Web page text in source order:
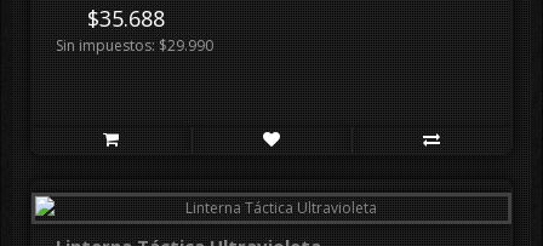
$35.688
Sin impuestos: $29.990